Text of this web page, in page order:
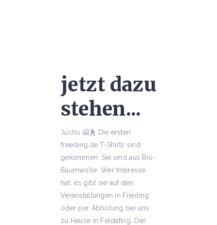
jetzt dazu
stehen...
Juchu 🤗🕺 Die ersten
freeding.de T-Shirts sind
gekommen. Sie sind aus Bio-
Baumwolle. Wer Interesse
hat, es gibt sie auf den
Veranstaltungen in Frieding
oder per Abholung bei uns
zu Hause in Feldafing. Der